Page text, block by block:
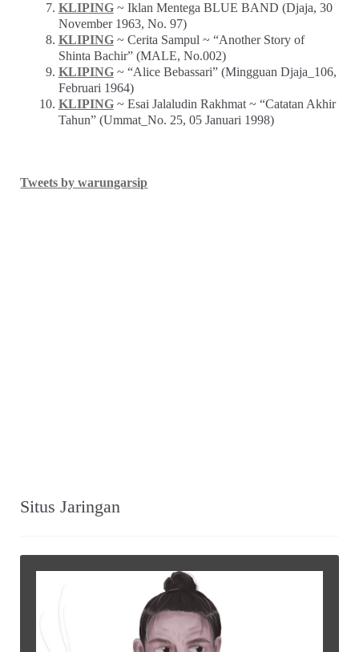
KLIPING~ Iklan Mentega BLUE BAND (Djaja, 30
November 1963, No. 97)
KLIPING~ Cerita Sampul ~ “Another Story of
Shinta Bachir” (MALE, No.002)
KLIPING~ “Alice Bebassari” (Mingguan Djaja_106,
Februari 1964)
KLIPING~ Esai Jalaludin Rakhmat ~ “Catatan Akhir
Tahun” (Ummat_No. 25, 05 Januari 1998)
Tweets by warungarsip
Situs Jaringan